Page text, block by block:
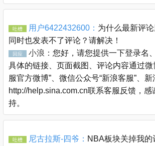
吐槽 用户6422432600： 为什么最新评
同时也发表不了评论？请解决！
回应 小浪： 您好，请您提供一下登录名
具体的链接、页面截图、评论内容通过微
服官方微博”、微信公众号“新浪客服”、
http://help.sina.com.cn联系客服反馈，感
持。
吐槽 尼古拉斯-四爷： NBA板块关掉我